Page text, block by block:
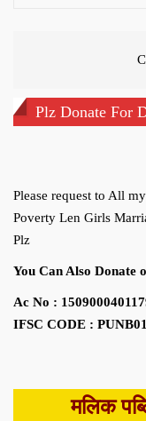
Plz Donate For
Please request to All
Poverty Len Girls
Plz
You Can Also Donate
Ac No :
IFSC CODE :
मलिक